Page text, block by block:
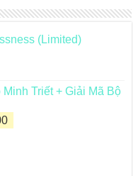
(Limited)
Triết + Giải Mã Bộ
hiện